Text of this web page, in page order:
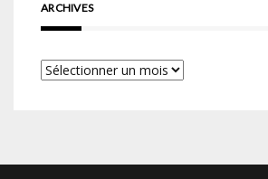
ARCHIVES
Archives